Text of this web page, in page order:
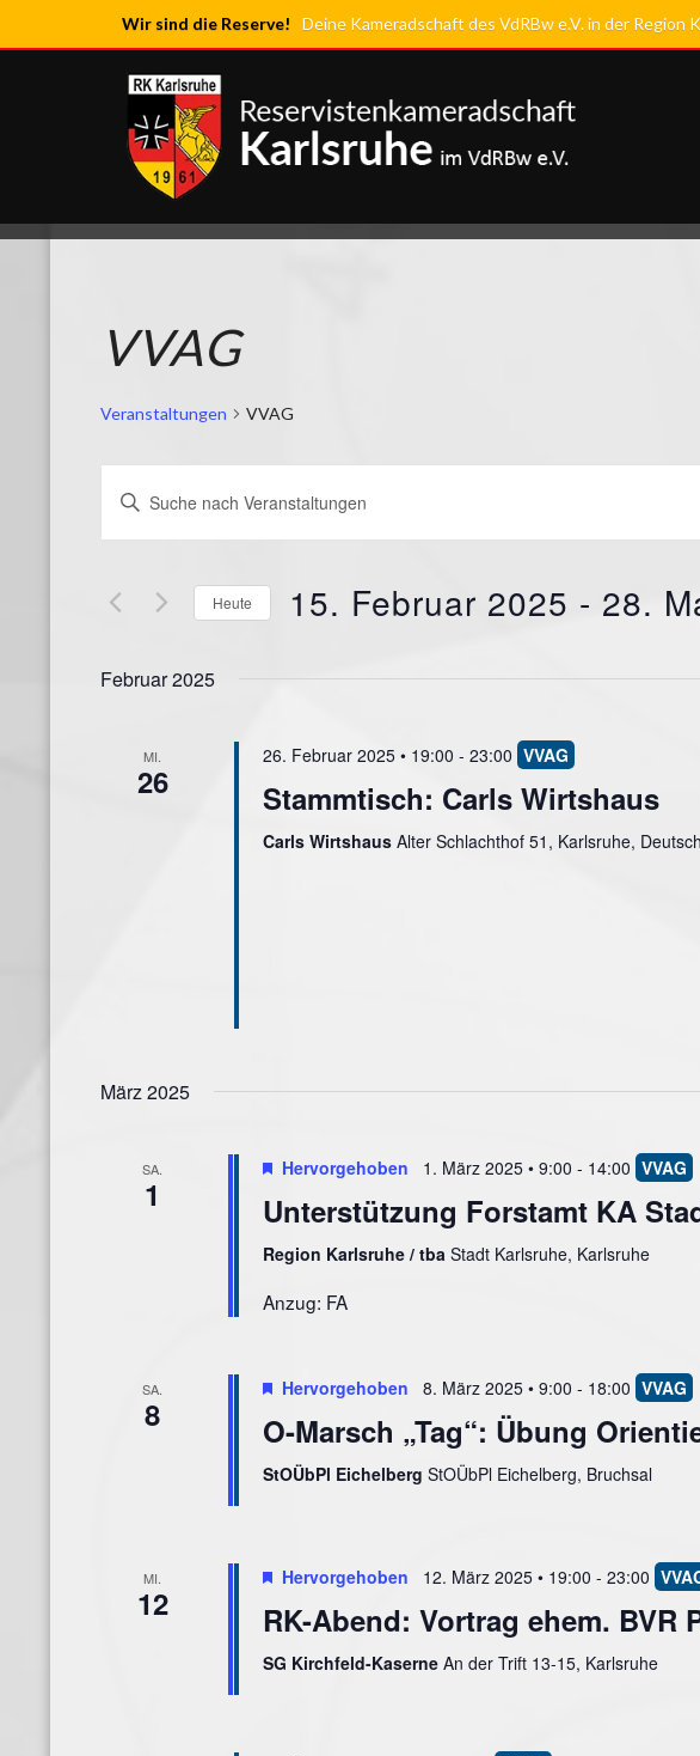
Wir sind die Reserve! Deine Kameradschaft des VdRBw e.V. in der Region
VVAG
Veranstaltungen VVAG
VERANSTALTUNGEN
SUCHE
ANSICHTEN,
NAVIGATION
Bitte
Suche
Heute 15. Februar 2025 - 28.
wählen.
Februar 2025
MI.
26
26. Februar 2025 • 19:00 - 23:00
Stammtisch: Carls Wirtshaus
Carls Wirtshaus Alter Schlachthof 51, Karlsruhe,
März 2025
SA.
1
Hervorgehoben 1. März 2025 • 9:00 - 14:00
Unterstützung Forstamt KA
Region Karlsruhe / tba Stadt Karlsruhe, Karlsruhe
Anzug: FA
SA.
8
Hervorgehoben 8. März 2025 • 9:00 - 18:00
O-Marsch „Tag“: Übung
StOÜbPl Eichelberg StOÜbPl Eichelberg, Bruchsal
MI.
12
Hervorgehoben 12. März 2025 • 19:00 - 23:00
RK-Abend: Vortrag ehem. BVR
SG Kirchfeld-Kaserne An der Trift 13-15, Karlsruhe